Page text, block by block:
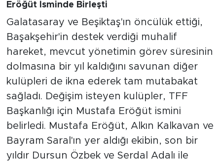
Eröğüt İsminde Birleşti
Galatasaray ve Beşiktaş'ın öncülük ettiği,
Başakşehir'in destek verdiği muhalif
hareket, mevcut yönetimin görev süresinin
dolmasına bir yıl kaldığını savunan diğer
kulüpleri de ikna ederek tam mutabakat
sağladı. Değişim isteyen kulüpler, TFF
Başkanlığı için Mustafa Eröğüt ismini
belirledi. Mustafa Eröğüt, Alkın Kalkavan ve
Bayram Saral'ın yer aldığı ekibin, son bir
yıldır Dursun Özbek ve Serdal Adalı ile